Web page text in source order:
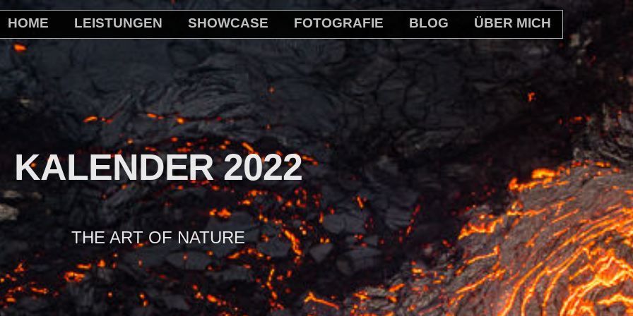
HOME LEISTUNGEN SHOWCASE FOTOGRAFIE BLOG ÜBER MICH
KALENDER 2022
THE ART OF NATURE